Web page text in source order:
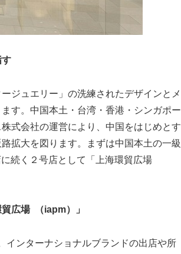
ジュエリー」の洗練されたデザインとメ
す。中国本土・台湾・香港・シンガポー
式会社の運営により、中国をはじめとす
拡大を図ります。まずは中国本土の一級
続く２号店として「上海環貿広場
広場 （iapm）」
インターナショナルブランドの出店や所